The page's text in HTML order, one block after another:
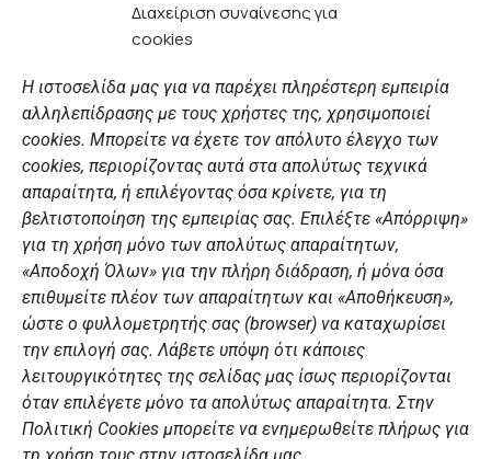
Διαχείριση συναίνεσης για
cookies
Η ιστοσελίδα μας για να παρέχει πληρέστερη εμπειρία
αλληλεπίδρασης με τους χρήστες της, χρησιμοποιεί
cookies. Μπορείτε να έχετε τον απόλυτο έλεγχο των
cookies, περιορίζοντας αυτά στα απολύτως τεχνικά
απαραίτητα, ή επιλέγοντας όσα κρίνετε, για τη
βελτιστοποίηση της εμπειρίας σας. Επιλέξτε «Απόρριψη»
για τη χρήση μόνο των απολύτως απαραίτητων,
«Αποδοχή Όλων» για την πλήρη διάδραση, ή μόνα όσα
επιθυμείτε πλέον των απαραίτητων και «Αποθήκευση»,
ώστε ο φυλλομετρητής σας (browser) να καταχωρίσει
την επιλογή σας. Λάβετε υπόψη ότι κάποιες
λειτουργικότητες της σελίδας μας ίσως περιορίζονται
όταν επιλέγετε μόνο τα απολύτως απαραίτητα. Στην
Πολιτική Cookies μπορείτε να ενημερωθείτε πλήρως για
F
a
e
b
o
o
k
t
a
g
r
a
m
t
u
b
e
n
k
e
d
i
n
ΣΎΝΔΕΣΜΟΙ
Αθλητικές σχολές
Διάπλους
Χορηγοί
Summer Camp
ΠΡΟΣΩΠΙΚΑ ΔΕΔΟΜΕΝΑ
Πολιτική Ιστοσελίδας
Πολιτική Cookies Iστοσελίδας